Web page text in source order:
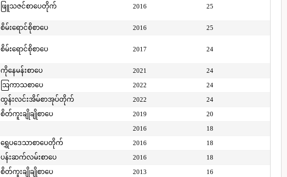
ဖြူသဇင်စာပေတိုက် 2016 25
စိမ်းရောင်စိုစာပေ 2016 25
စိမ်းရောင်စိုစာပေ 2017 24
ကိုနေမန်းစာပေ 2021
24
ဩကာသစာပေ 2022
24
ထွန်းလင်းအိမ်စာအုပ်တိုက် 2022
24
စိတ်ကူးချိုချိုစာပေ 2019
20
2016
18
ရွှေပဒေသာစာပေတိုက် 2016
18
ပန်းဆက်လမ်းစာပေ 2016
18
စိတ်ကူးချိုချိုစာပေ 2013 16